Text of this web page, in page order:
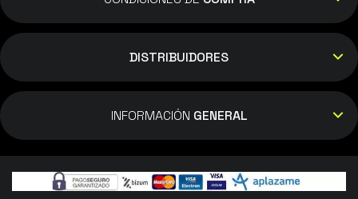
DISTRIBUIDORES
INFORMACIÓN GENERAL